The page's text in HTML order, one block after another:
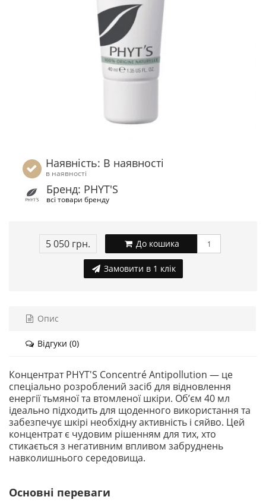
Наявність: В наявності
в наявності
Бренд: PHYT'S
всі товари бренду
5 050 грн. До кошика
Замовити в 1 клік
Опис
Відгуки (0)
Концентрат PHYT'S Concentré Antipollution — це
спеціально розроблений засіб для відновлення
енергії тьмяної та втомленої шкіри. Об’єм 40 мл
ідеально підходить для щоденного використання та
забезпечує шкірі необхідну активність і сяйво. Цей
концентрат є чудовим рішенням для тих, хто
стикається з негативним впливом забруднень
навколишнього середовища.
Основні переваги